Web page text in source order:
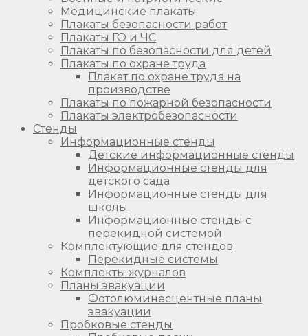
Медицинские плакаты
Плакаты безопасности работ
Плакаты ГО и ЧС
Плакаты по безопасности для детей
Плакаты по охране труда
Плакат по охране труда на
производстве
Плакаты по пожарной безопасности
Плакаты электробезопасности
Стенды
Информационные стенды
Детские информационные стенды
Информационные стенды для
детского сада
Информационные стенды для
школы
Информационные стенды с
перекидной системой
Комплектующие для стендов
Перекидные системы
Комплекты журналов
Планы эвакуации
Фотолюминесцентные планы
эвакуации
Пробковые стенды